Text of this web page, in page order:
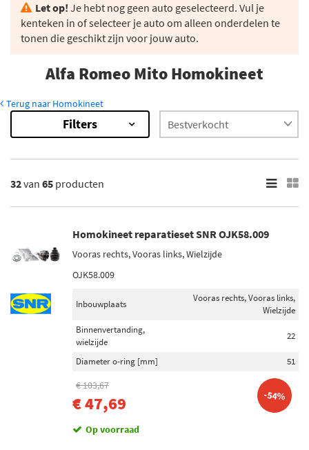
Let op! Je hebt nog geen auto geselecteerd. Vul je
kenteken in of selecteer je auto om alleen onderdelen te
tonen die geschikt zijn voor jouw auto.
Alfa Romeo Mito Homokineet
Terug naar Homokineet
Resultaten
×
SKF (5)
Gkn-Lobro (5)
Toon meer
Vooras links (11)
Vooras rechts (11)
Vooras (3)
Filters
32van 65 producten
Homokineet reparatieset SNR OJK58.009
Vooras rechts, Vooras links, Wielzijde
OJK58.009
Inbouwplaats
Vooras rechts, Vooras links,
Wielzijde
Binnenvertanding,
wielzijde
22
Diameter o-ring [mm] 51
€ 103,67
€ 47,69 -54%
Op voorraad